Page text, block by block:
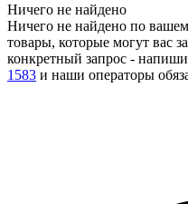
Ничего не найдено
Ничего не найдено по
товары, которые могут вас
конкретный запрос -
1583 и наши операторы